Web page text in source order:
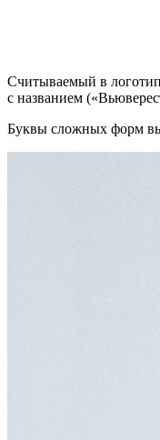
Считываемый в
с названием
Буквы сложных форм